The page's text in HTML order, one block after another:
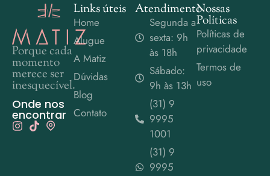
Porque cada
momento
merece ser
inesquecível.
Onde nos
encontrar
Links úteis
Home
Alugue
A Matiz
Dúvidas
Blog
Contato
Atendimento
Segunda a
sexta: 9h
às 18h
Sábado:
9h às 13h
(31) 9
9995
1001
(31) 9
9995
Nossas
Políticas
Políticas de
privacidade
Termos de
uso